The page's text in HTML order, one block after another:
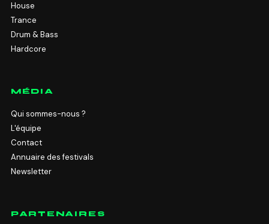
House
Trance
Drum & Bass
Hardcore
MÉDIA
Qui sommes-nous ?
L'équipe
Contact
Annuaire des festivals
Newsletter
PARTENAIRES